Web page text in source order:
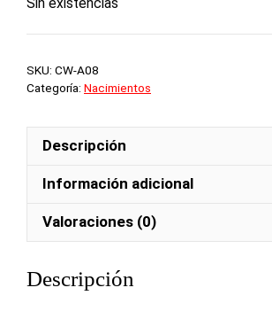
SKU: CW-A08
Categoría: Nacimientos
Descripción
Información adicional
Valoraciones (0)
Descripción